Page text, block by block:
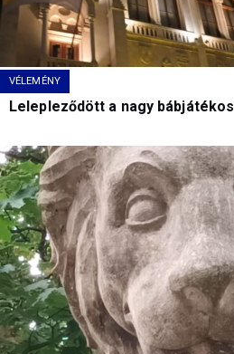
VÉLEMÉNY
Lelepleződött a nagy bábjátékos